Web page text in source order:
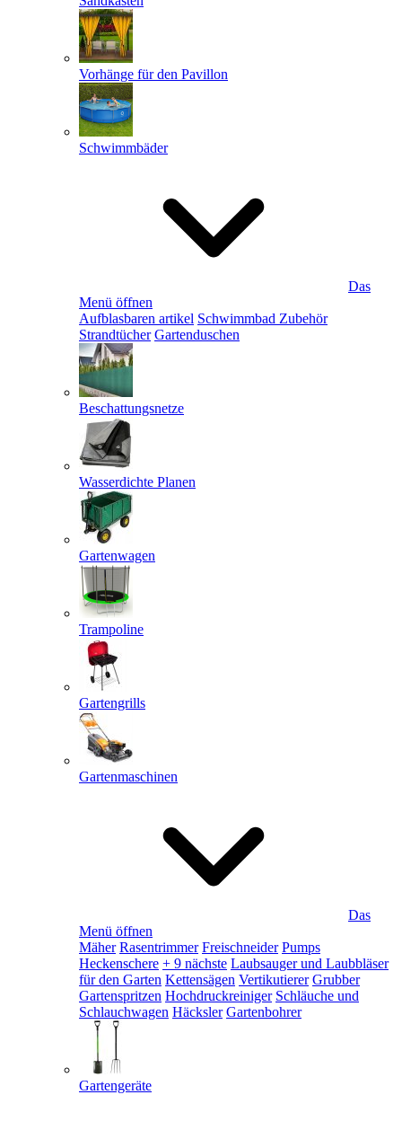
Vorhänge für den Pavillon
Schwimmbäder
Das
Menü öffnen
Aufblasbaren artikel Schwimmbad Zubehör
Strandtücher Gartenduschen
Beschattungsnetze
Wasserdichte Planen
Gartenwagen
Trampoline
Gartengrills
Gartenmaschinen
Das
Menü öffnen
Mäher Rasentrimmer Freischneider Pumps
Heckenschere + 9 nächste Laubsauger und Laubbläser
für den Garten Kettensägen Vertikutierer Grubber
Gartenspritzen Hochdruckreiniger Schläuche und
Schlauchwagen Häcksler Gartenbohrer
Gartengeräte